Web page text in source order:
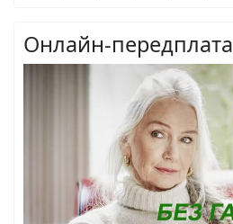
Онлайн-передплата